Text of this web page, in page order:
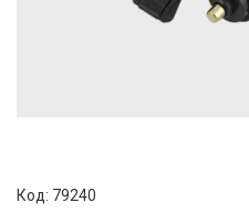
Код: 79240